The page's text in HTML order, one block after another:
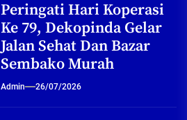
Peringati Hari Koperasi
Ke 79, Dekopinda Gelar
Jalan Sehat Dan Bazar
Sembako Murah
Admin 26/07/2026